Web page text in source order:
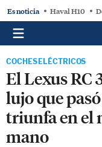
Es noticia Haval H10
COCHES ELÉCTRICOS
El Lexus RC
lujo que
triunfa en el
mano